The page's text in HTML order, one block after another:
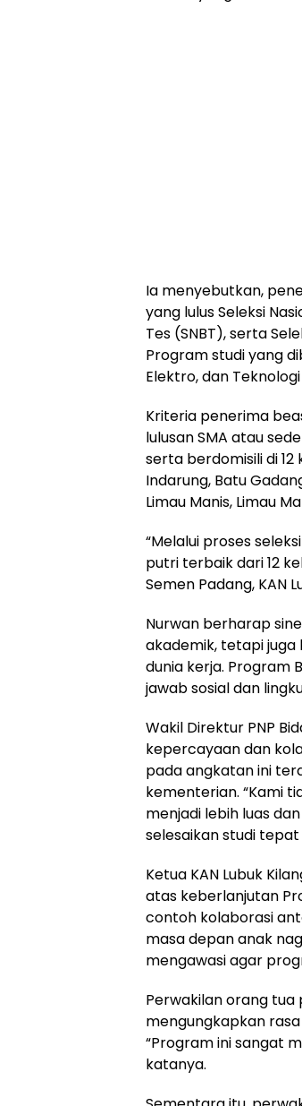
Ia menyebutkan,
yang lulus Seleksi
Tes (SNBT), serta
Program studi yang
Elektro, dan
Kriteria penerima
lulusan SMA atau
serta berdomisili di
Indarung, Batu
Limau Manis, Limau
“Melalui proses
putri terbaik dari 12
Semen Padang, KAN
Nurwan berharap
akademik, tetapi juga
dunia kerja. Program
jawab sosial dan
Wakil Direktur PNP
kepercayaan dan
pada angkatan ini
kementerian. “Kami
menjadi lebih luas
selesaikan studi tepat
Ketua KAN Lubuk
atas keberlanjutan
contoh kolaborasi
masa depan anak
mengawasi agar
Perwakilan orang tua
mengungkapkan
“Program ini sangat
katanya.